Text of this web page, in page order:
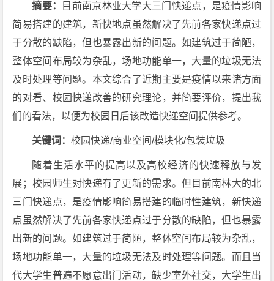
摘要：
目前南京林业大学大三门快递点，是疫情影响
简易搭建的建筑，新快地点虽然解决了先前各家快递点过
于分散的缺陷，但也暴露出新的问题。如建筑过于简陋，
整体空间布局较为杂乱，场地功能单一，大量的垃圾无法
及时处理等问题。本文综合了近期主要是疫情以来诸方面
的对看、校园快递改善的研究理论，并简要评价，提出我
们的看法，以便为校园日后该改造快递空间提供参考。
关键词：校园快递/商业空间/模块化/包装垃圾
随着生活水平的提高以及高校经济的快速释放与发
展；校园师生对快递有了更新的需求。但目前南林大的北
三门快递点，是疫情影响简易搭建的临时性建筑，新快递
点虽然解决了先前各家快递点过于分散的缺陷，但也暴露
出新的问题。如建筑过于简陋，整体空间布局较为杂乱，
场地功能单一，大量的垃圾无法及时处理等问题。而且当
代大学生普遍不愿意出门活动，缺少室外社交，大学生出